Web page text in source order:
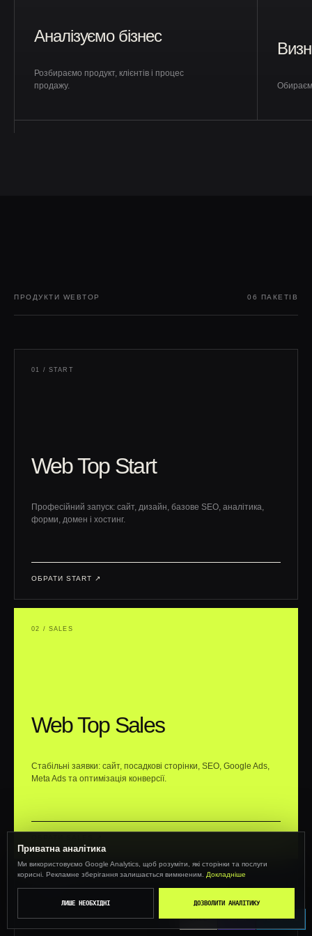
Аналізуємо бізнес
Розбираємо продукт, клієнтів і процес
продажу.
Пакети послуг WEBTOP
ПРОДУКТИ WEBTOP 06 ПАКЕТІВ
01 / START
Web Top Start
Професійний запуск: сайт, дизайн, базове SEO, аналітика,
форми, домен і хостинг.
ОБРАТИ START ↗︎
02 / SALES
Web Top Sales
Стабільні заявки: сайт, посадкові сторінки, SEO, Google Ads,
Meta Ads та оптимізація конверсії.
03 / CRM
CALL VIBER TELEGRAM
Приватна аналітика
Ми використовуємо Google Analytics, щоб розуміти, які сторінки та послуги
корисні. Рекламне зберігання залишається вимкненим. Докладніше
ЛИШЕ НЕОБХІДНІ ДОЗВОЛИТИ АНАЛІТИКУ